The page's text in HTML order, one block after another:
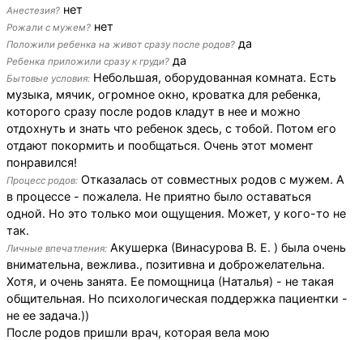
Анестезия? нет
Рожали с мужем? нет
Положили ребенка на живот сразу после родов? да
Ребенка приложили сразу к груди? да
Бытовые условия: Небольшая, оборудованная комната. Есть
музыка, мячик, огромное окно, кроватка для ребенка,
которого сразу после родов кладут в нее и можно
отдохнуть и знать что ребенок здесь, с тобой. Потом его
отдают покормить и пообщаться. Очень этот момент
понравился!
Процесс родов: Отказалась от совместных родов с мужем. А
в процессе - пожалела. Не приятно было оставаться
одной. Но это только мои ощущения. Может, у кого-то не
так.
Личные впечатления: Акушерка (Винасурова В. Е. ) была очень
внимательна, вежлива., позитивна и доброжелательна.
Хотя, и очень занята. Ее помощница (Наталья) - не такая
общительная. Но психологическая поддержка пациентки -
не ее задача.))
После родов пришли врач, которая вела мою